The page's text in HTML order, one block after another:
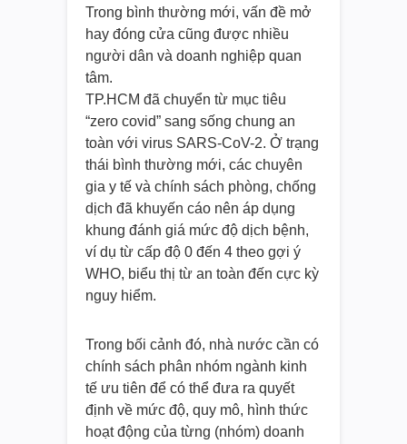
Trong bình thường mới, vấn đề mở
hay đóng cửa cũng được nhiều
người dân và doanh nghiệp quan
tâm.
TP.HCM đã chuyển từ mục tiêu
“zero covid” sang sống chung an
toàn với virus SARS-CoV-2. Ở trạng
thái bình thường mới, các chuyên
gia y tế và chính sách phòng, chống
dịch đã khuyến cáo nên áp dụng
khung đánh giá mức độ dịch bệnh,
ví dụ từ cấp độ 0 đến 4 theo gợi ý
WHO, biểu thị từ an toàn đến cực kỳ
nguy hiểm.
Trong bối cảnh đó, nhà nước cần có
chính sách phân nhóm ngành kinh
tế ưu tiên để có thể đưa ra quyết
định về mức độ, quy mô, hình thức
hoạt động của từng (nhóm) doanh